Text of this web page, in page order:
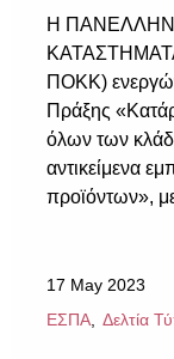
Η
ΠΟΚΚ)
Πράξης
όλων των
αντικείμενα
προϊόντων»,
17 May 2023
ΕΣΠΑ
Δελτία